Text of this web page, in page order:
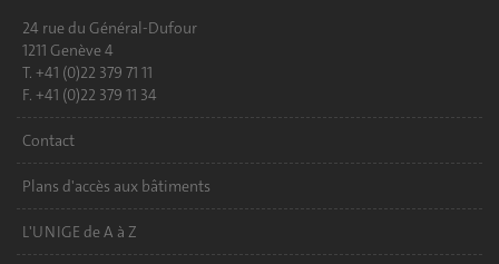
24 rue du Général-Dufour
1211 Genève 4
T. +41 (0)22 379 71 11
F. +41 (0)22 379 11 34
Contact
Plans d'accès aux bâtiments
L'UNIGE de A à Z